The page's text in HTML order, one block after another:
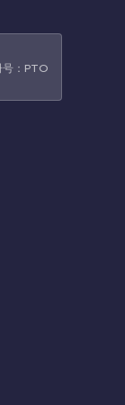
号：РТО